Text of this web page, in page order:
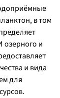
в том
озерного и
и вида
для